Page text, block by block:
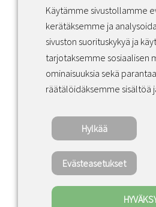
Facebook Instagram LinkedIn
Sopimusehdot
Copyright ©2022 ·
Rights
Käytämme sivustollamme
kerätäksemme ja
sivuston suorituskykyä ja
tarjotaksemme sosiaalisen
ominaisuuksia sekä
räätälöidäksemme sisältöä
Hylkää
Evästeasetukset